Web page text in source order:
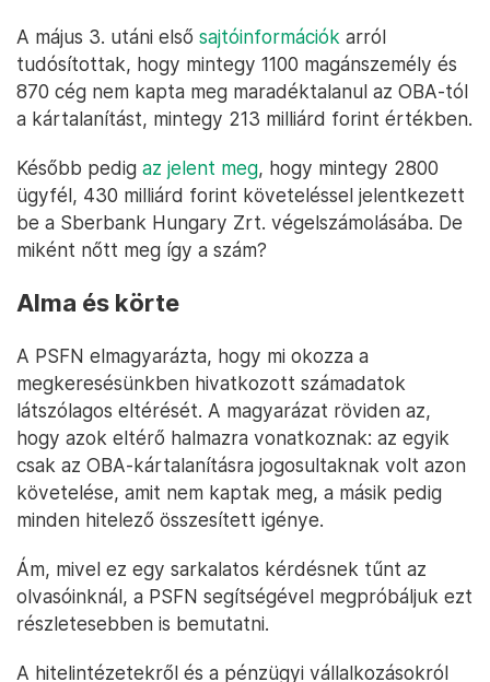
A május 3. utáni első sajtóinformációk arról
tudósítottak, hogy mintegy 1100 magánszemély és
870 cég nem kapta meg maradéktalanul az OBA-tól
a kártalanítást, mintegy 213 milliárd forint értékben.
Később pedig az jelent meg, hogy mintegy 2800
ügyfél, 430 milliárd forint követeléssel jelentkezett
be a Sberbank Hungary Zrt. végelszámolásába. De
miként nőtt meg így a szám?
Alma és körte
A PSFN elmagyarázta, hogy mi okozza a
megkeresésünkben hivatkozott számadatok
látszólagos eltérését. A magyarázat röviden az,
hogy azok eltérő halmazra vonatkoznak: az egyik
csak az OBA-kártalanításra jogosultaknak volt azon
követelése, amit nem kaptak meg, a másik pedig
minden hitelező összesített igénye.
Ám, mivel ez egy sarkalatos kérdésnek tűnt az
olvasóinknál, a PSFN segítségével megpróbáljuk ezt
részletesebben is bemutatni.
A hitelintézetekről és a pénzügyi vállalkozásokról